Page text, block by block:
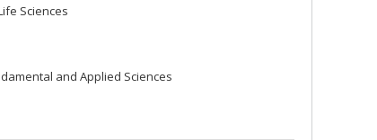
Sciences
and Applied Sciences